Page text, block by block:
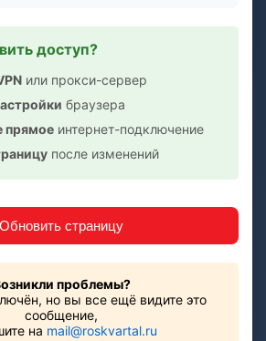
доступ?
или прокси-сервер
браузера
прямое интернет-подключение
после изменений
Обновить страницу
проблемы?
но вы все ещё видите это
сообщение,
на mail@roskvartal.ru